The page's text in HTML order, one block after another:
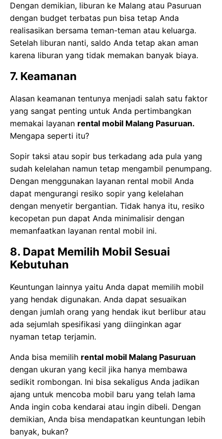
Dengan demikian, liburan ke Malang atau Pasuruan
dengan budget terbatas pun bisa tetap Anda
realisasikan bersama teman-teman atau keluarga.
Setelah liburan nanti, saldo Anda tetap akan aman
karena liburan yang tidak memakan banyak biaya.
7. Keamanan
Alasan keamanan tentunya menjadi salah satu faktor
yang sangat penting untuk Anda pertimbangkan
memakai layanan rental mobil Malang Pasuruan.
Mengapa seperti itu?
Sopir taksi atau sopir bus terkadang ada pula yang
sudah kelelahan namun tetap mengambil penumpang.
Dengan menggunakan layanan rental mobil Anda
dapat mengurangi resiko sopir yang kelelahan
dengan menyetir bergantian. Tidak hanya itu, resiko
kecopetan pun dapat Anda minimalisir dengan
memanfaatkan layanan rental mobil ini.
8. Dapat Memilih Mobil Sesuai
Kebutuhan
Keuntungan lainnya yaitu Anda dapat memilih mobil
yang hendak digunakan. Anda dapat sesuaikan
dengan jumlah orang yang hendak ikut berlibur atau
ada sejumlah spesifikasi yang diinginkan agar
nyaman tetap terjamin.
Anda bisa memilih rental mobil Malang Pasuruan
dengan ukuran yang kecil jika hanya membawa
sedikit rombongan. Ini bisa sekaligus Anda jadikan
ajang untuk mencoba mobil baru yang telah lama
Anda ingin coba kendarai atau ingin dibeli. Dengan
demikian, Anda bisa mendapatkan keuntungan lebih
banyak, bukan?